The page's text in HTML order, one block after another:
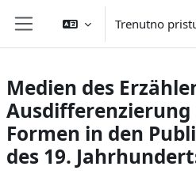
Idi na glavni sadržaj
Trenutno
Medien des
Formen in den
des 19.